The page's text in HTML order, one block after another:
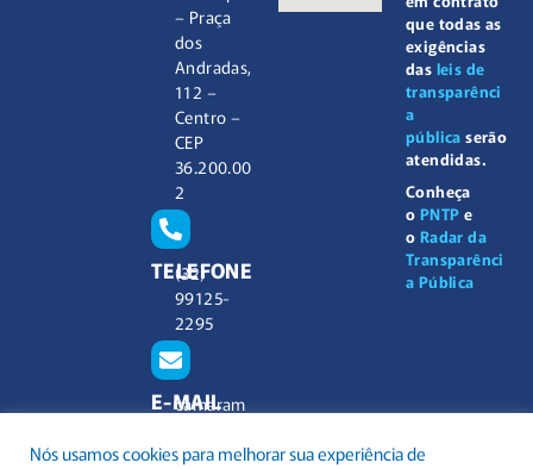
– Praça
dos
Andradas,
112 –
Centro –
CEP
36.200.00
2
TELEFONE
(32)
99125-
2295
E-MAIL
camaram
barbacen
que todas as
exigências
das leis de
transparênci
a
pública serão
atendidas.
Conheça
o PNTP e
o Radar da
Transparênci
a Pública
Nós usamos cookies para melhorar sua experiência de